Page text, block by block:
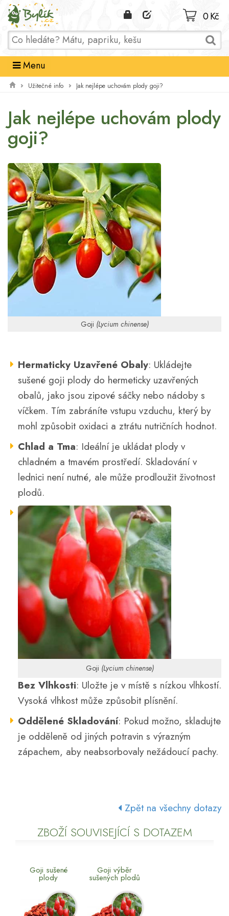
Domů
0 Kč
Menu
Užitečné info Jak nejlépe uchovám plody goji?
Jak nejlépe uchovám plody
goji?
Goji (Lycium chinense)
Hermaticky Uzavřené Obaly: Ukládejte
sušené goji plody do hermeticky uzavřených
obalů, jako jsou zipové sáčky nebo nádoby s
víčkem. Tím zabráníte vstupu vzduchu, který by
mohl způsobit oxidaci a ztrátu nutričních hodnot.
Chlad a Tma: Ideální je ukládat plody v
chladném a tmavém prostředí. Skladování v
lednici není nutné, ale může prodloužit životnost
plodů.
Goji (Lycium chinense)
Bez Vlhkosti: Uložte je v místě s nízkou vlhkostí.
Vysoká vlhkost může způsobit plísnění.
Oddělené Skladování: Pokud možno, skladujte
je odděleně od jiných potravin s výrazným
zápachem, aby neabsorbovaly nežádoucí pachy.
Zpět na všechny dotazy
ZBOŽÍ SOUVISEJÍCÍ S DOTAZEM
Goji sušené
plody
Goji výběr
sušených plodů